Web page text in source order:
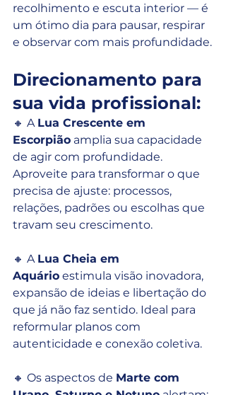
recolhimento e escuta interior — é
um ótimo dia para pausar, respirar
e observar com mais profundidade.
Direcionamento para
sua vida profissional:
🔸 A Lua Crescente em
Escorpião amplia sua capacidade
de agir com profundidade.
Aproveite para transformar o que
precisa de ajuste: processos,
relações, padrões ou escolhas que
travam seu crescimento.
🔸 A Lua Cheia em
Aquário estimula visão inovadora,
expansão de ideias e libertação do
que já não faz sentido. Ideal para
reformular planos com
autenticidade e conexão coletiva.
🔸 Os aspectos de Marte com